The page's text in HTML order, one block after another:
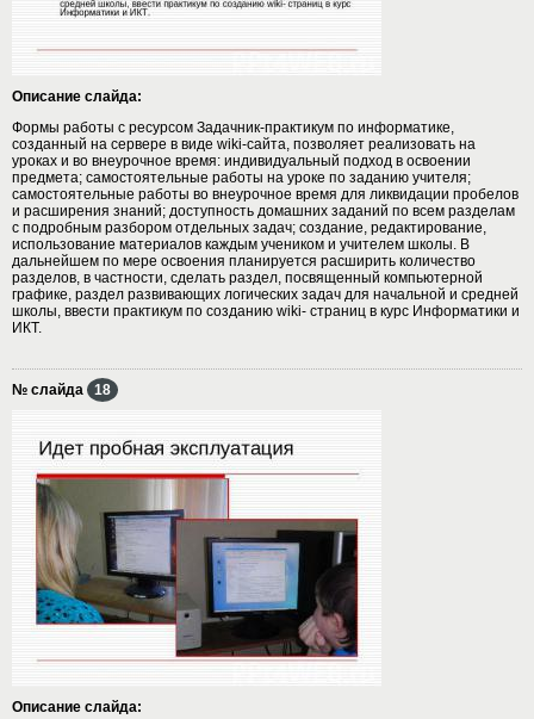
Описание слайда:
Формы работы с ресурсом Задачник-практикум по информатике,
созданный на сервере в виде wiki-сайта, позволяет реализовать на
уроках и во внеурочное время: индивидуальный подход в освоении
предмета; самостоятельные работы на уроке по заданию учителя;
самостоятельные работы во внеурочное время для ликвидации пробелов
и расширения знаний; доступность домашних заданий по всем разделам
с подробным разбором отдельных задач; создание, редактирование,
использование материалов каждым учеником и учителем школы. В
дальнейшем по мере освоения планируется расширить количество
разделов, в частности, сделать раздел, посвященный компьютерной
графике, раздел развивающих логических задач для начальной и средней
школы, ввести практикум по созданию wiki- страниц в курс Информатики и
ИКТ.
№ слайда 18
Описание слайда: